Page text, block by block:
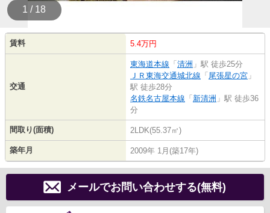
1 / 18
賃料 5.4万円
交通
東海道本線 「 清洲 」駅 徒歩25分
ＪＲ東海交通城北線 「 尾張星の宮 」
駅 徒歩28分
名鉄名古屋本線 「 新清洲 」駅 徒歩36
分
間取り(面積) 2LDK(55.37㎡)
築年月 2009年 1月(築17年)
メールでお問い合わせする(無料)